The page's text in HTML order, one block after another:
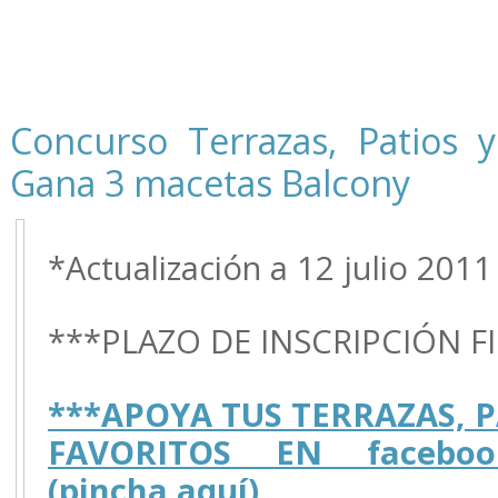
Concurso Terrazas, Patios
Gana 3 macetas Balcony
*Actualización a 12 julio 2011
***PLAZO DE INSCRIPCIÓN
***APOYA TUS TERRAZAS,
FAVORITOS EN